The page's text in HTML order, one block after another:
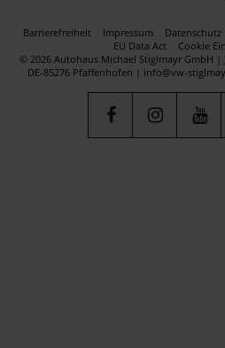
Barrierefreiheit Impressum Datenschutz
EU Data Act
Cookie
© 2026 Autohaus Michael Stiglmayr GmbH |
DE-85276 Pfaffenhofen | info@vw-